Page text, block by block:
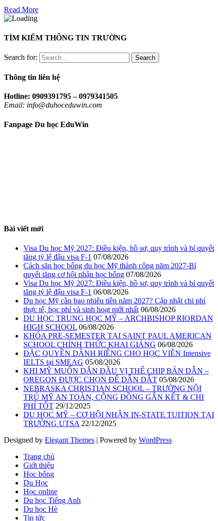
Read More
TÌM KIẾM THÔNG TIN TRƯỜNG
Search for:
Thông tin liên hệ
Hotline: 0909391795 – 0979341505
Email: info@duhoceduwin.com
Fanpage Du học EduWin
Bài viết mới
Visa Du học Mỹ 2027: Điều kiện, hồ sơ, quy trình và bí quyết
tăng tỷ lệ đậu visa F-1 07/08/2026
Cách săn học bổng du học Mỹ thành công năm 2027-Bí
quyết tăng cơ hội nhận học bổng 07/08/2026
Visa Du học Mỹ 2027: Điều kiện, hồ sơ, quy trình và bí quyết
tăng tỷ lệ đậu visa F-1 06/08/2026
Du học Mỹ cần bao nhiêu tiền năm 2027? Cập nhật chi phí
thực tế, học phí và sinh hoạt mới nhất 06/08/2026
DU HỌC TRUNG HỌC MỸ – ARCHBISHOP RIORDAN
HIGH SCHOOL 06/08/2026
KHÓA PRE-SEMESTER TẠI SAINT PAUL AMERICAN
SCHOOL CHÍNH THỨC KHAI GIẢNG 06/08/2026
ĐẶC QUYỀN DÀNH RIÊNG CHO HỌC VIÊN Intensive
IELTS tại SMEAG 05/08/2026
KHI MỸ MUỐN DẪN ĐẦU VỊ THẾ CHIP BÁN DẪN –
OREGON ĐƯỢC CHỌN ĐỂ DẪN DẮT 05/08/2026
NEBRASKA CHRISTIAN SCHOOL – TRƯỜNG NỘI
TRÚ MỸ AN TOÀN, CỘNG ĐỒNG GẮN KẾT & CHI
PHÍ TỐT 29/12/2025
DU HỌC MỸ – CƠ HỘI NHẬN IN-STATE TUITION TẠI
TRƯỜNG UTSA 22/12/2025
Designed by Elegant Themes | Powered by WordPress
Trang chủ
Giới thiệu
Học bổng
Du Học
Học online
Du học Tiếng Anh
Du học Hè
Tin tức